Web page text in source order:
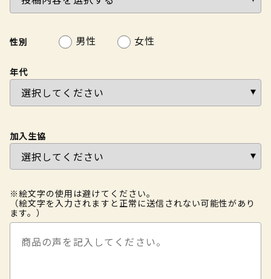
性別 男性 女性
年代
加入生協
※絵文字の使用は避けてください。
（絵文字を入力されますと正常に送信されない可能性があり
ます。）